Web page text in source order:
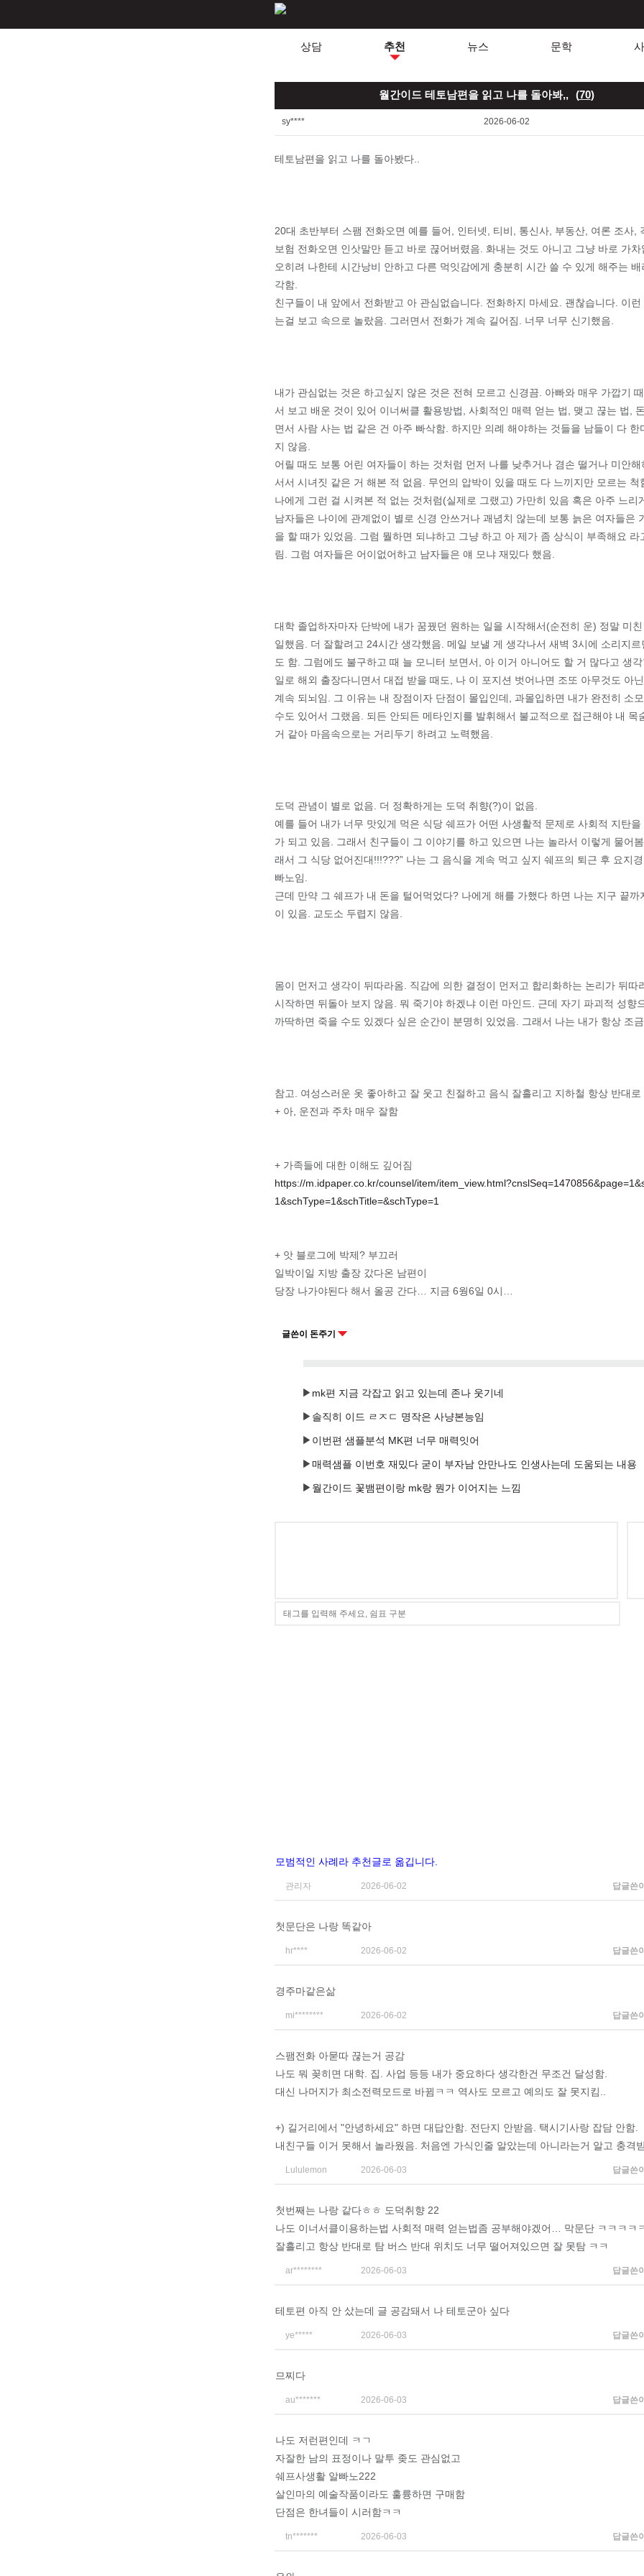
상담 추천 뉴스 문학
월간이드 테토남편을 읽고 나를 돌아봐,, (70)
sy**** 2026-06-02
테토남편을 읽고 나를 돌아봤다..
20대 초반부터 스팸 전화오면 예를 들어, 인터넷, 티비, 통신사, 부동산, 여론 조사,
보험 전화오면 인삿말만 듣고 바로 끊어버렸음. 화내는 것도 아니고 그냥 바로 가
오히려 나한테 시간낭비 안하고 다른 먹잇감에게 충분히 시간 쓸 수 있게 해주는 배
각함.
친구들이 내 앞에서 전화받고 아 관심없습니다. 전화하지 마세요. 괜찮습니다. 이런
는걸 보고 속으로 놀랐음. 그러면서 전화가 계속 길어짐. 너무 너무 신기했음.
내가 관심없는 것은 하고싶지 않은 것은 전혀 모르고 신경끔. 아빠와 매우 가깝기
서 보고 배운 것이 있어 이너써클 활용방법, 사회적인 매력 얻는 법, 맺고 끊는 법,
면서 사람 사는 법 같은 건 아주 빠삭함. 하지만 의례 해야하는 것들을 남들이 다 한
지 않음.
어릴 때도 보통 어린 여자들이 하는 것처럼 먼저 나를 낮추거나 겸손 떨거나 미안해
서서 시녀짓 같은 거 해본 적 없음. 무언의 압박이 있을 때도 다 느끼지만 모르는 척
나에게 그런 걸 시켜본 적 없는 것처럼(실제로 그랬고) 가만히 있음 혹은 아주 느리
남자들은 나이에 관계없이 별로 신경 안쓰거나 괘념치 않는데 보통 늙은 여자들은
을 할 때가 있었음. 그럼 뭘하면 되냐하고 그냥 하고 아 제가 좀 상식이 부족해요 라
림. 그럼 여자들은 어이없어하고 남자들은 얘 모냐 재밌다 했음.
대학 졸업하자마자 단박에 내가 꿈꿨던 원하는 일을 시작해서(순전히 운) 정말 미
일했음. 더 잘할려고 24시간 생각했음. 메일 보낼 게 생각나서 새벽 3시에 소리지르
도 함. 그럼에도 불구하고 때 늘 모니터 보면서, 아 이거 아니어도 할 거 많다고 생
일로 해외 출장다니면서 대접 받을 때도, 나 이 포지션 벗어나면 조또 아무것도 아
계속 되뇌임. 그 이유는 내 장점이자 단점이 몰입인데, 과몰입하면 내가 완전히 소
수도 있어서 그랬음. 되든 안되든 메타인지를 발휘해서 불교적으로 접근해야 내 목
거 같아 마음속으로는 거리두기 하려고 노력했음.
도덕 관념이 별로 없음. 더 정확하게는 도덕 취향(?)이 없음.
예를 들어 내가 너무 맛있게 먹은 식당 쉐프가 어떤 사생활적 문제로 사회적 지탄을
가 되고 있음. 그래서 친구들이 그 이야기를 하고 있으면 나는 놀라서 이렇게 물어
래서 그 식당 없어진대!!!???” 나는 그 음식을 계속 먹고 싶지 쉐프의 퇴근 후 요지
빠노임.
근데 만약 그 쉐프가 내 돈을 털어먹었다? 나에게 해를 가했다 하면 나는 지구 끝까
이 있음. 교도소 두렵지 않음.
몸이 먼저고 생각이 뒤따라옴. 직감에 의한 결정이 먼저고 합리화하는 논리가 뒤따
시작하면 뒤돌아 보지 않음. 뭐 죽기야 하겠냐 이런 마인드. 근데 자기 파괴적 성향
까딱하면 죽을 수도 있겠다 싶은 순간이 분명히 있었음. 그래서 나는 내가 항상 조
참고. 여성스러운 옷 좋아하고 잘 웃고 친절하고 음식 잘흘리고 지하철 항상 반대로
+ 아, 운전과 주차 매우 잘함
+ 가족들에 대한 이해도 깊어짐
https://m.idpaper.co.kr/counsel/item/
1&schType=1&schTitle=&schType=1
+ 앗 블로그에 박제? 부끄러
일박이일 지방 출장 갔다온 남편이
당장 나가야된다 해서 올공 간다… 지금 6웡6일 0시…
글쓴이 돈주기
mk편 지금 각잡고 읽고 있는데 존나 웃기네
솔직히 이드 ㄹㅈㄷ 명작은 사냥본능임
이번편 샘플분석 MK편 너무 매력잇어
매력샘플 이번호 재밌다 굳이 부자남 안만나도 인생사는데 도움되는 내용
월간이드 꽃뱀편이랑 mk랑 뭔가 이어지는 느낌
모범적인 사례라 추천글로 옮깁니다.
관리자 2026-06-02 답글쓴
첫문단은 나랑 똑같아
hr**** 2026-06-02 답글쓴
경주마같은삶
mi******** 2026-06-02 답글쓴
스팸전화 아묻따 끊는거 공감
나도 뭐 꽂히면 대학. 집. 사업 등등 내가 중요하다 생각한건 무조건 달성함.
대신 나머지가 최소전력모드로 바뀜ㅋㅋ 역사도 모르고 예의도 잘 못지킴..
+) 길거리에서 "안녕하세요" 하면 대답안함. 전단지 안받음. 택시기사랑 잡담 안함.
내친구들 이거 못해서 놀라웠음. 처음엔 가식인줄 알았는데 아니라는거 알고 충격
Lululemon 2026-06-03 답글쓴
첫번째는 나랑 같다ㅎㅎ 도덕취향 22
나도 이너서클이용하는법 사회적 매력 얻는법좀 공부해야겠어… 막문단 ㅋㅋㅋㅋ
잘흘리고 항상 반대로 탐 버스 반대 위치도 너무 떨어져있으면 잘 못탐 ㅋㅋ
ar******** 2026-06-03 답글쓴
테토편 아직 안 샀는데 글 공감돼서 나 테토군아 싶다
ye***** 2026-06-03 답글쓴
므찌다
au******* 2026-06-03 답글쓴
나도 저런편인데 ㅋㄱ
자잘한 남의 표정이나 말투 좆도 관심없고
쉐프사생활 알빠노222
살인마의 예술작품이라도 훌륭하면 구매함
단점은 한녀들이 시러함ㅋㅋ
tn******* 2026-06-03 답글쓴